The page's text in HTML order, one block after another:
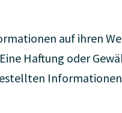
auf ihren
Haftung oder